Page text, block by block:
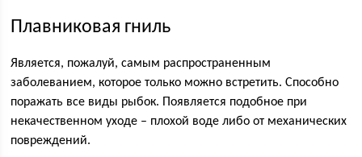
Плавниковая гниль
Является, пожалуй, самым распространенным
заболеванием, которое только можно встретить. Способно
поражать все виды рыбок. Появляется подобное при
некачественном уходе – плохой воде либо от механических
повреждений.